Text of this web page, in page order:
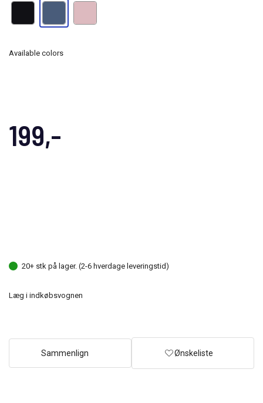
199,-
Available colors
20+ stk på lager. (2-6 hverdage leveringstid)
Læg i indkøbsvognen
Sammenlign Ønskeliste